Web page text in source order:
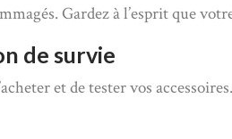
Gardez à l’esprit que
de survie
et de tester vos